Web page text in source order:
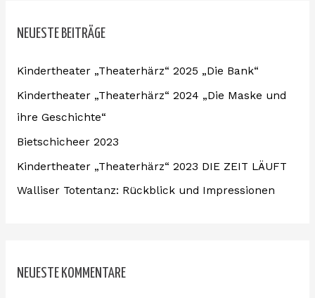
e
n
a
c
h
:
NEUESTE BEITRÄGE
Kindertheater „Theaterhärz“ 2025 „Die Bank“
Kindertheater „Theaterhärz“ 2024 „Die Maske und
ihre Geschichte“
Bietschicheer 2023
Kindertheater „Theaterhärz“ 2023 DIE ZEIT LÄUFT
Walliser Totentanz: Rückblick und Impressionen
NEUESTE KOMMENTARE